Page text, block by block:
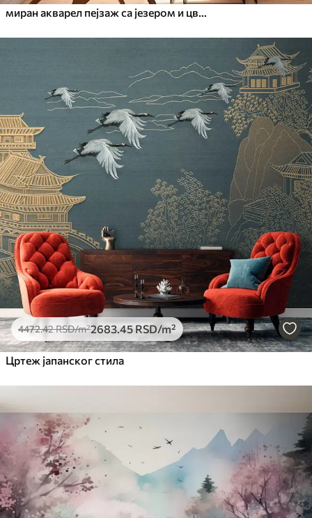
миран акварел пејзаж са језером и цветним дрветом
4472.42RSD/m²2683.45 RSD/m²
Цртеж јапанског стила